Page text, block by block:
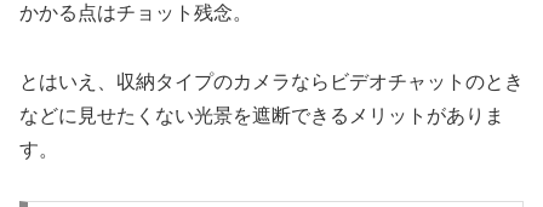
かかる点はチョット残念。
とはいえ、収納タイプのカメラならビデオチャットのとき
などに見せたくない光景を遮断できるメリットがありま
す。